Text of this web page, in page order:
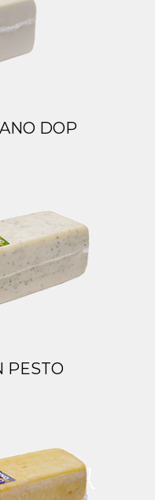
DOP
PESTO